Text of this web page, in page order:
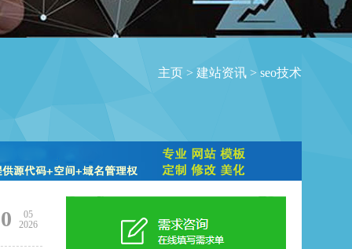
主页 > 建站资讯 > seo技术
05
2026